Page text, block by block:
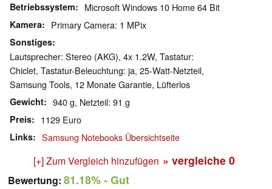
Betriebssystem Microsoft Windows 10 Home 64 Bit
Kamera Primary Camera: 1 MPix
Sonstiges
Lautsprecher: Stereo (AKG), 4x 1.2W, Tastatur:
Chiclet, Tastatur-Beleuchtung: ja, 25-Watt-Netzteil,
Samsung Tools, 12 Monate Garantie, Lüfterlos
Gewicht 940 g, Netzteil: 91 g
Preis 1129 Euro
Links Samsung Notebooks Übersichtseite
[+] Zum Vergleich hinzufügen » vergleiche 0
Bewertung: 81.18%- Gut